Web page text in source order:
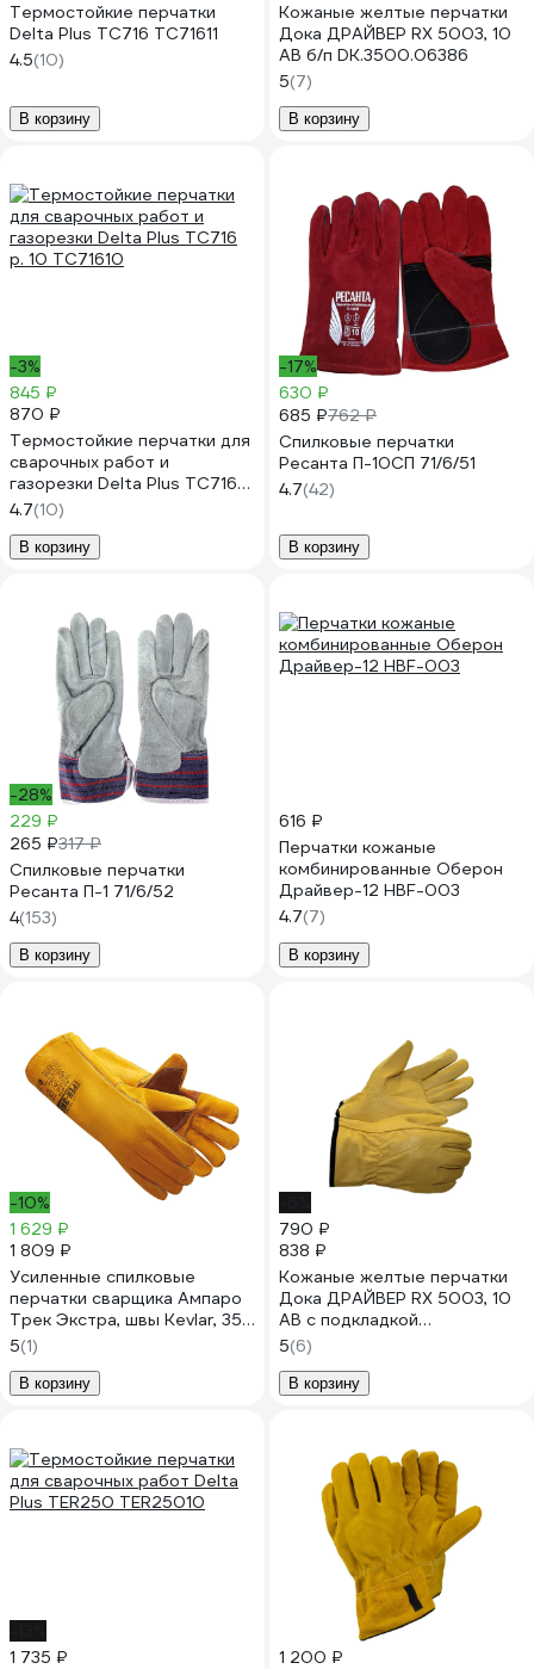
Термостойкие перчатки
Delta Plus TC716 TC71611
4.5(10)
В корзину
Кожаные желтые перчатки
Дока ДРАЙВЕР RX 5003, 10
АВ б/п DK.3500.06386
5(7)
В корзину
-3%
845 ₽
870 ₽
Термостойкие перчатки для
сварочных работ и
газорезки Delta Plus TC716
р. 10 TC71610
4.7(10)
В корзину
-17%
630 ₽
685 ₽762 ₽
Спилковые перчатки
Ресанта П-10СП 71/6/51
4.7(42)
В корзину
-28%
229 ₽
265 ₽317 ₽
Спилковые перчатки
Ресанта П-1 71/6/52
4(153)
В корзину
616 ₽
Перчатки кожаные
комбинированные Оберон
Драйвер-12 HBF-003
4.7(7)
В корзину
-10%
1 629 ₽
1 809 ₽
Усиленные спилковые
перчатки сварщика Ампаро
Трек Экстра, швы Kevlar, 35
см, р.10 6715-10
5(1)
В корзину
790 ₽
838 ₽
Кожаные желтые перчатки
Дока ДРАЙВЕР RX 5003, 10
АВ с подкладкой
DK.3500.06681
5(6)
В корзину
1 735 ₽
1 200 ₽